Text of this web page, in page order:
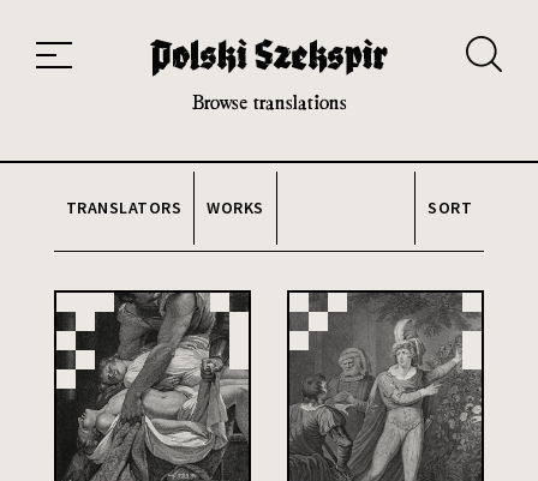
20th and 21st century module
Browse translations
TRANSLATORS WORKS SORT